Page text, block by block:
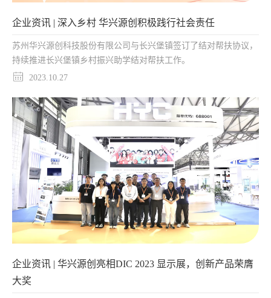
企业资讯 | 深入乡村 华兴源创积极践行社会责任
苏州华兴源创科技股份有限公司与长兴堡镇签订了结对帮扶协议，
持续推进长兴堡镇乡村振兴助学结对帮扶工作。
2023.10.27
企业资讯 | 华兴源创亮相DIC 2023 显示展，创新产品荣膺
大奖